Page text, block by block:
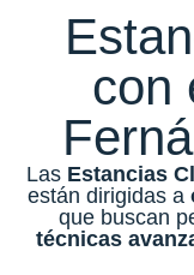
con
Las Estancias
están dirigidas a
que buscan
técnicas